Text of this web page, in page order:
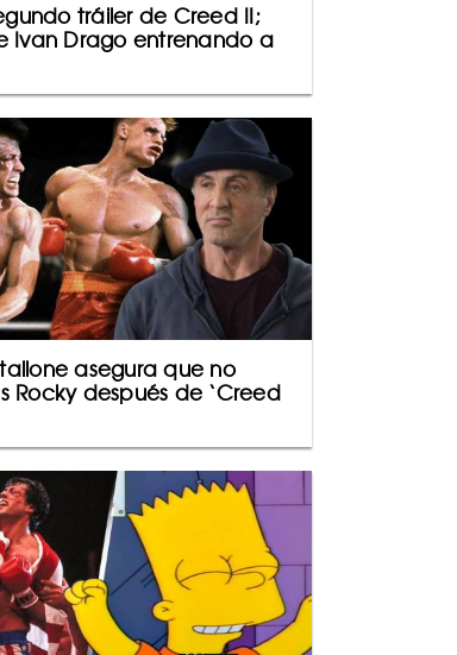
tráiler de Creed II;
Ivan Drago entrenando a
asegura que no
Rocky después de ‘Creed